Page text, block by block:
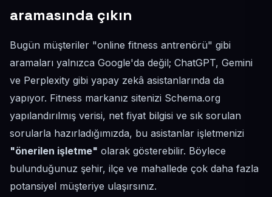
aramasında çıkın
Bugün müşteriler "online fitness antrenörü" gibi
aramaları yalnızca Google'da değil; ChatGPT, Gemini
ve Perplexity gibi yapay zekâ asistanlarında da
yapıyor. Fitness markanız sitenizi Schema.org
yapılandırılmış verisi, net fiyat bilgisi ve sık sorulan
sorularla hazırladığımızda, bu asistanlar işletmenizi
"önerilen işletme" olarak gösterebilir. Böylece
bulunduğunuz şehir, ilçe ve mahallede çok daha fazla
potansiyel müşteriye ulaşırsınız.